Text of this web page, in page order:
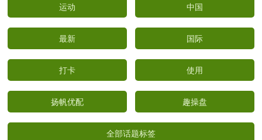
运动 中国
最新 国际
打卡 使用
扬帆优配 趣操盘
全部话题标签